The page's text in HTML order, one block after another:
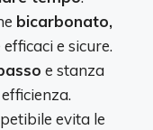
bicarbonato,
e sicure.
e stanza
evita le